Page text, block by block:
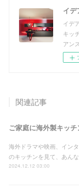
イデ
イデ
キッ
アン
関連記事
ご家庭に海外製キッチ
海外ドラマや映画、イン
のキッチンを見て、あん
2024.12.12 03:00